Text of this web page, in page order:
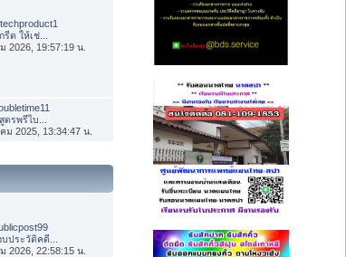
ต ให้เช่...
2026, 19:57:19 น.
รพรีไบ...
ม 2025, 13:34:47 น.
ประวัติคดี...
2026, 22:58:15 น.